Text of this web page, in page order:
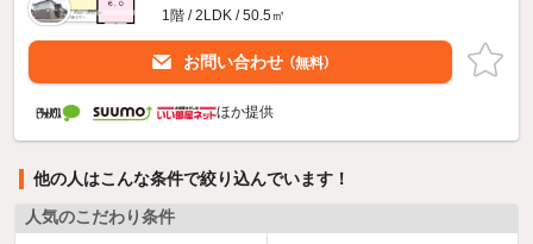
1階 / 2LDK / 50.5㎡
お問い合わせ （無料）
ほか提供
他の人はこんな条件で絞り込んでいます！
人気のこだわり条件